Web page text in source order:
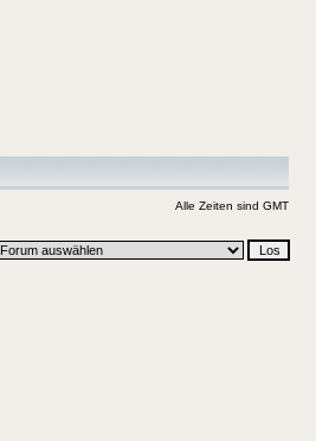
Alle Zeiten sind GMT